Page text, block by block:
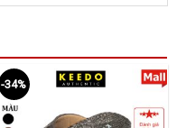
-34%